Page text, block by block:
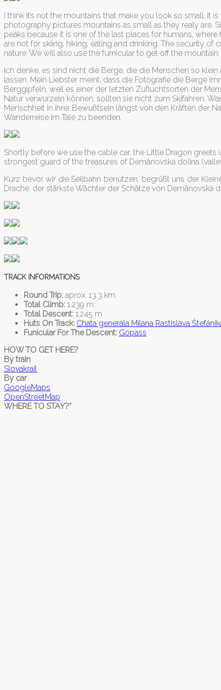
I think it’s not the mountains that make you look so small. It
photography pictures mountains as small as they realy are.
peaks because it is one of the last places for humans,
are not for skiing, hiking, eating and drinking. The security
nature. We will also use the furnicular to get off the
Ich denke, es sind nicht die Berge, die die Menschen so
lassen. Mein Liebster meint, dass die Fotografie die Berge
Berggipfeln, weil es einer der letzten Zufluchtsorten der
Natur verwurzeln können, sollten sie nicht zum Skifahren,
Menschheit in ihrer Bewußtsein längst von den Kräften der
Wanderreise im Talé zu beenden.
Shortly before we use the cable car, the Little Dragon
strongest guard of the treasures of Demänovská dolina
Kurz bevor wir die Seilbahn benutzen, begrüßt uns der
Drache, der stärkste Wächter der Schätze von Demänovská
TRACK INFORMATIONS
Round Trip: aprox. 13.3 km
Total Climb: 1.239 m.
Total Descent: 1.245 m
Huts On Track: Chata generála Milana Rastislava
Funicular For The Descent: Gopass
HOW TO GET HERE?
By train
Slovakrail
By car
GoogleMaps
OpenStreetMap
WHERE TO STAY?*